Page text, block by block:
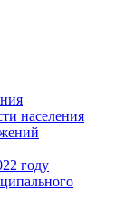
населения
году